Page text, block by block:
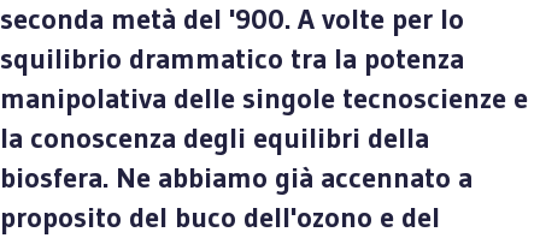
seconda metà del '900. A volte per lo
squilibrio drammatico tra la potenza
manipolativa delle singole tecnoscienze e
la conoscenza degli equilibri della
biosfera. Ne abbiamo già accennato a
proposito del buco dell'ozono e del